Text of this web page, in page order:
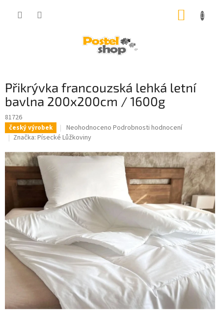
Přikrývka francouzská lehká letní
bavlna 200x200cm / 1600g
81726
český výrobek
Průměrné
hodnocení
je
Neohodnoceno Podrobnosti hodnocení
Značka: Písecké Lůžkoviny